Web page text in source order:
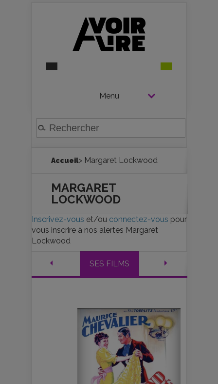
Menu
Accueil> Margaret Lockwood
MARGARET
LOCKWOOD
Inscrivez-vous et/ou connectez-vous pour
vous inscrire à nos alertes Margaret
Lockwood
SES FILMS